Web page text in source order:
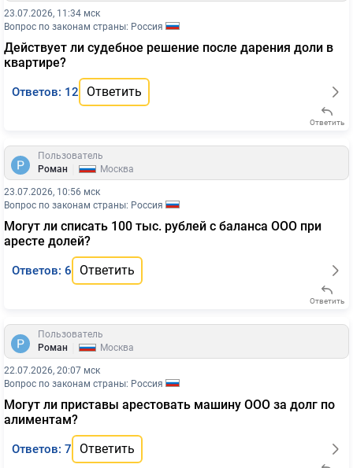
23.07.2026, 11:34 мск
Вопрос по законам страны: Россия
Действует ли судебное решение после дарения доли в
квартире?
Ответов: 12 Ответить
Ответить
Пользователь
Роман
Москва
23.07.2026, 10:56 мск
Вопрос по законам страны: Россия
Могут ли списать 100 тыс. рублей с баланса ООО при
аресте долей?
Ответов: 6 Ответить
Ответить
Пользователь
Роман
Москва
22.07.2026, 20:07 мск
Вопрос по законам страны: Россия
Могут ли приставы арестовать машину ООО за долг по
алиментам?
Ответов: 7 Ответить